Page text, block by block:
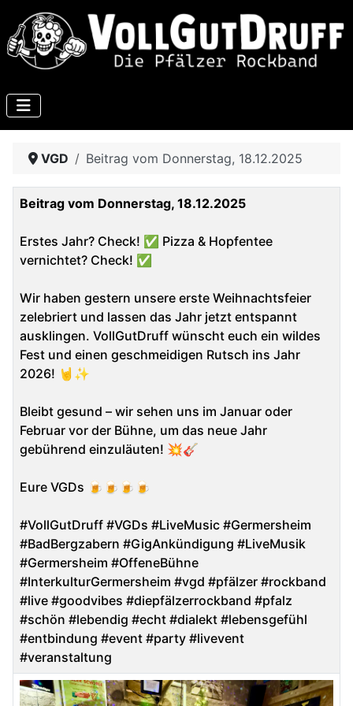
VGD Beitrag vom Donnerstag, 18.12.2025
Beitrag vom Donnerstag, 18.12.2025
Erstes Jahr? Check! ✅ Pizza & Hopfentee
vernichtet? Check! ✅
Wir haben gestern unsere erste Weihnachtsfeier
zelebriert und lassen das Jahr jetzt entspannt
ausklingen. VollGutDruff wünscht euch ein wildes
Fest und einen geschmeidigen Rutsch ins Jahr
2026! 🤘✨
Bleibt gesund – wir sehen uns im Januar oder
Februar vor der Bühne, um das neue Jahr
gebührend einzuläuten! 💥🎸
Eure VGDs 🍺🍺🍺🍺
#VollGutDruff #VGDs #LiveMusic #Germersheim
#BadBergzabern #GigAnkündigung #LiveMusik
#Germersheim #OffeneBühne
#InterkulturGermersheim #vgd #pfälzer #rockband
#live #goodvibes #diepfälzerrockband #pfalz
#schön #lebendig #echt #dialekt #lebensgefühl
#entbindung #event #party #livevent
#veranstaltung